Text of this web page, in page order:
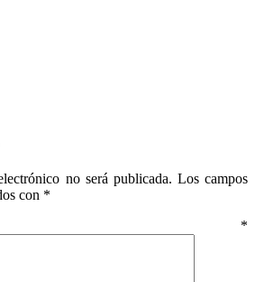
no será publicada. Los campos
con *
*